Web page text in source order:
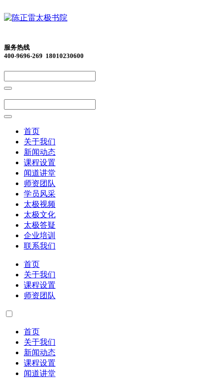
服务热线
400-9696-269 18010230600
首页
关于我们
新闻动态
课程设置
闻道讲堂
师资团队
学员风采
太极视频
太极文化
太极答疑
企业培训
联系我们
首页
关于我们
课程设置
师资团队
首页
关于我们
新闻动态
课程设置
闻道讲堂